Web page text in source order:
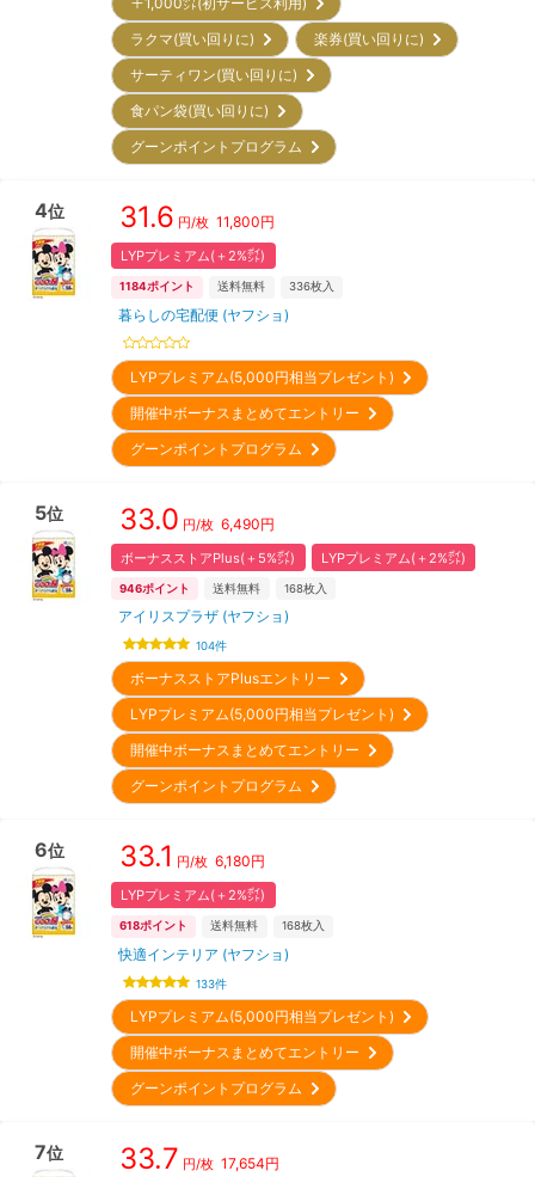
ラクマ(買い回りに)
楽券(買い回りに)
サーティワン(買い回りに)
食パン袋(買い回りに)
グーンポイントプログラム
4位 31.6 円/枚 11,800円
LYPプレミアム(＋2%㌽)
1184ポイント 送料無料 336枚入
暮らしの宅配便 (ヤフショ)
LYPプレミアム(5,000円相当プレゼント)
開催中ボーナスまとめてエントリー
グーンポイントプログラム
5位 33.0 円/枚 6,490円
ボーナスストアPlus(＋5%㌽) LYPプレミアム(＋2%㌽)
946ポイント 送料無料 168枚入
アイリスプラザ (ヤフショ)
104件
ボーナスストアPlusエントリー
LYPプレミアム(5,000円相当プレゼント)
開催中ボーナスまとめてエントリー
グーンポイントプログラム
6位 33.1 円/枚 6,180円
LYPプレミアム(＋2%㌽)
618ポイント 送料無料 168枚入
快適インテリア (ヤフショ)
133件
LYPプレミアム(5,000円相当プレゼント)
開催中ボーナスまとめてエントリー
グーンポイントプログラム
7位 33.7 円/枚 17,654円